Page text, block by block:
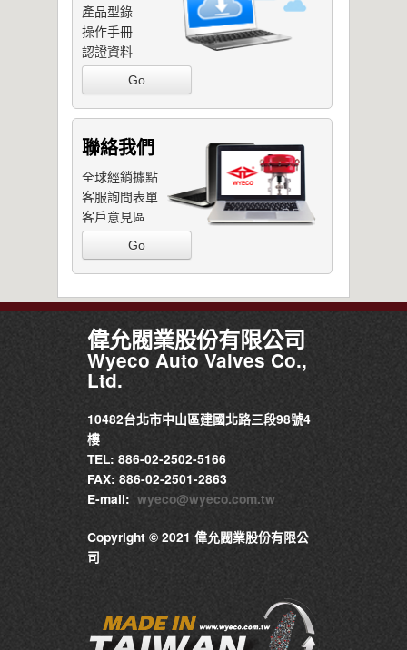
產品型錄
操作手冊
認證資料
Go
聯絡我們
全球經銷據點
客服詢問表單
客戶意見區
Go
偉允閥業股份有限公司
Wyeco Auto Valves Co.,
Ltd.
10482台北市中山區建國北路三段98號4
樓
TEL: 886-02-2502-5166
FAX: 886-02-2501-2863
E-mail: wyeco@wyeco.com.tw
Copyright © 2021 偉允閥業股份有限公
司